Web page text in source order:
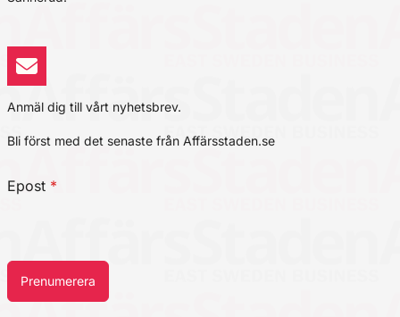
Anmäl dig till vårt nyhetsbrev.
Bli först med det senaste från Affärsstaden.se
Epost *
Prenumerera